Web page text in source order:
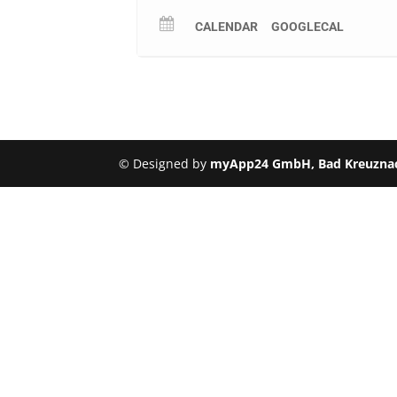
CALENDAR GOOGLECAL
© Designed by myApp24 GmbH, Bad